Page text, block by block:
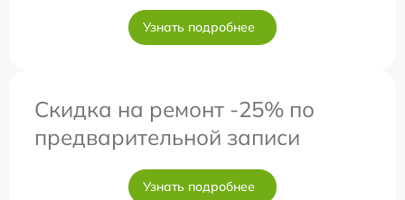
Узнать подробнее
Скидка на ремонт -25% по
предварительной записи
Узнать подробнее